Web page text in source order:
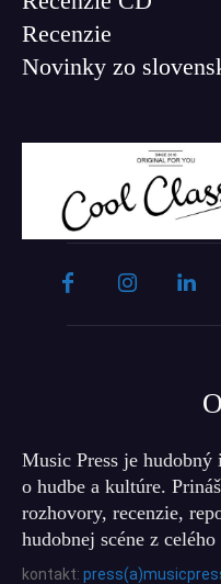
Recenzie
Novinky zo
Music Press je
o hudbe a kultúre.
rozhovory, recenzie,
hudobnej scéne z celého
kontakt: